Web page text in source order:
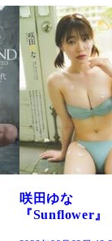
藤水咲桜『花
だまり』